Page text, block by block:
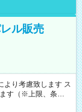
レル販売
り考慮致します ス
す（※上限、条件